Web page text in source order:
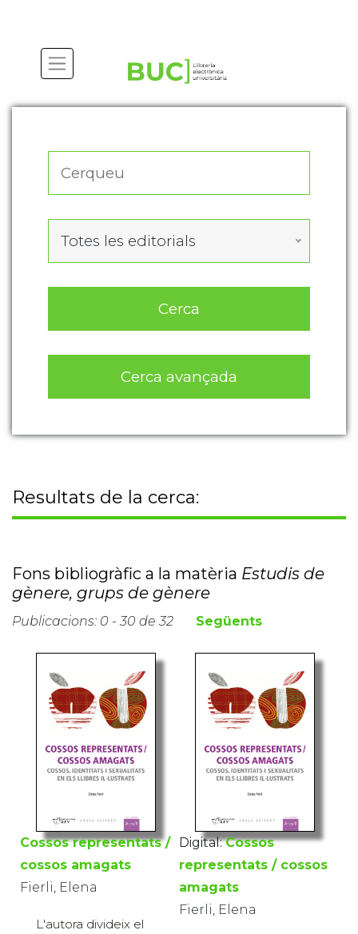
Totes les editorials
Cerca
Cerca avançada
Resultats de la cerca:
Fons bibliogràfic a la matèria Estudis de
gènere, grups de gènere
Publicacions: 0 - 30 de 32 Següents
Cossos representats /
cossos amagats
Fierli, Elena
L'autora divideix el
Digital: Cossos
representats / cossos
amagats
Fierli, Elena